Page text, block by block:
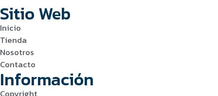
Sitio Web
Inicio
Tienda
Nosotros
Contacto
Información